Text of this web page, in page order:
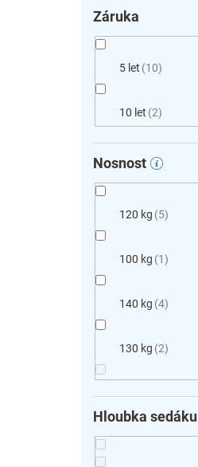
Záruka
5 let 10
10 let 2
Nosnost
120 kg 5
100 kg 1
140 kg 4
130 kg 2
Hloubka sedáku